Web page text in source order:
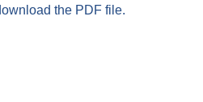
the PDF file.